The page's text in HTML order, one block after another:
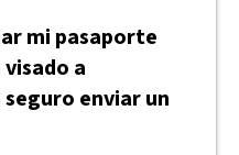
mi pasaporte
a
enviar un